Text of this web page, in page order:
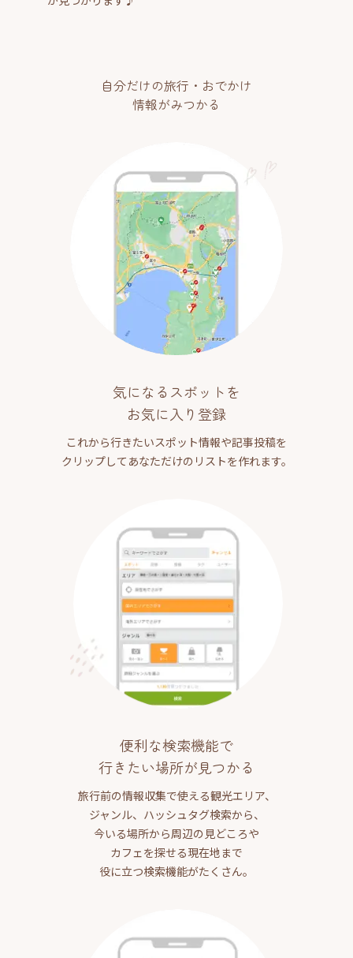
自分だけの旅行・おでかけ
情報がみつかる
気になるスポットを
お気に入り登録
これから行きたいスポット情報や記事投稿を
クリップしてあなただけのリストを作れます。
便利な検索機能で
行きたい場所が見つかる
旅行前の情報収集で使える観光エリア、
ジャンル、ハッシュタグ検索から、
今いる場所から周辺の見どころや
カフェを探せる現在地まで
役に立つ検索機能がたくさん。